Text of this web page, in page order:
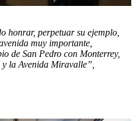
honrar, perpetuar su ejemplo,
muy importante,
de San Pedro con Monterrey,
la Avenida Miravalle”,